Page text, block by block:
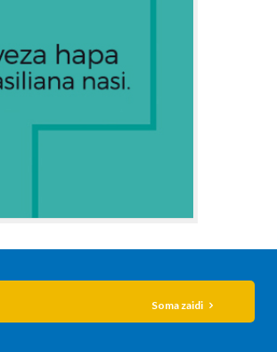
Soma zaidi